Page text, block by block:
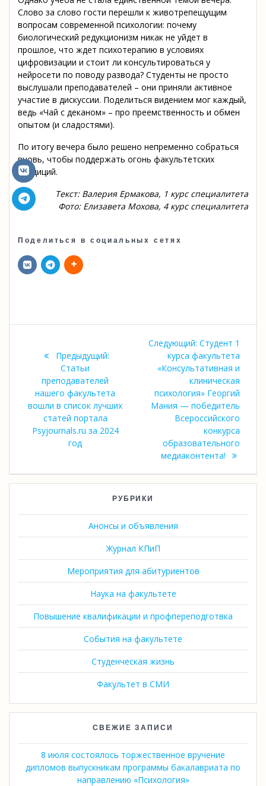
Слово за слово гости перешли к животрепещущим
вопросам современной психологии: почему
биологический редукционизм никак не уйдет в
прошлое, что ждет психотерапию в условиях
цифровизации и стоит ли консультироваться у
нейросети по поводу развода? Студенты не просто
выслушали преподавателей – они приняли активное
участие в дискуссии. Поделиться видением мог каждый,
ведь «Чай с деканом» – про преемственность и обмен
опытом (и сладостями).
По итогу вечера было решено непременно собраться
вновь, чтобы поддержать огонь факультетских
традиций.
Текст: Валерия Ермакова, 1 курс специалитета
Фото: Елизавета Мохова, 4 курс специалитета
Поделиться в социальных сетях
записям
Предыдущий:Предыдущая
Статьи
преподавателей
нашего факультета
вошли в список лучших
статей портала
Psyjournals.ru за 2024
год
Следующий: Следующая
запись:
Студент 1
курса факультета
«Консультативная и
клиническая
психология» Георгий
Мания — победитель
Всероссийского
конкурса
образовательного
медиаконтента!
РУБРИКИ
Анонсы и объявления
Журнал КПиП
Мероприятия для абитуриентов
Наука на факультете
Повышение квалификации и профпереподготвка
События на факультете
Студенческая жизнь
Факультет в СМИ
СВЕЖИЕ ЗАПИСИ
8 июля состоялось торжественное вручение
дипломов выпускникам программы бакалавриата по
направлению «Психология»